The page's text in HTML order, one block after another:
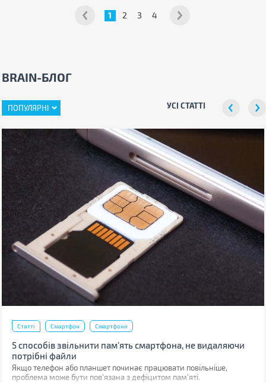
1 2 3 4
BRAIN-БЛОГ
ПОПУЛЯРНІ УСІ СТАТТІ
Статті Смартфон Смартфони
5 способів звільнити пам’ять смартфона, не видаляючи
потрібні файли
Якщо телефон або планшет починає працювати повільніше,
проблема може бути пов'язана з дефіцитом пам'яті.